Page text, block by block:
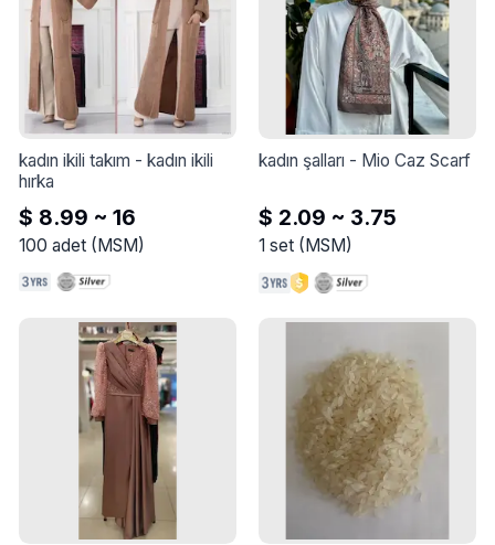
kadın ikili takım - kadın ikili
hırka
$ 8.99 ~ 16
100 adet( MSM)
kadın şalları - Mio Caz Scarf
$ 2.09 ~ 3.75
1 set ( MSM)